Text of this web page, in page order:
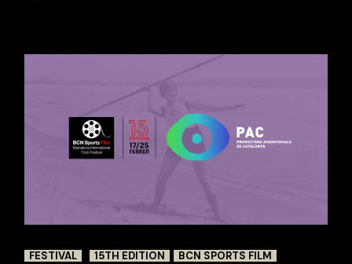
FESTIVAL 15TH EDITION
BCN SPORTS FILM